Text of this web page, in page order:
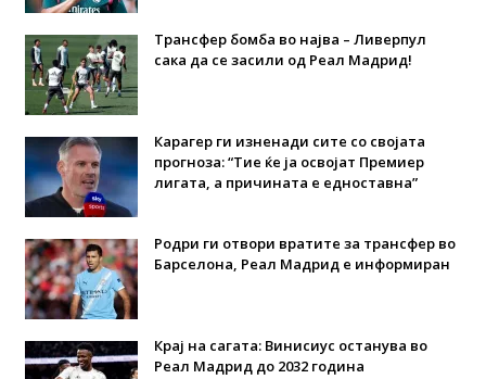
Трансфер бомба во најва – Ливерпул
сака да се засили од Реал Мадрид!
Карагер ги изненади сите со својата
прогноза: “Тие ќе ја освојат Премиер
лигата, а причината е едноставна”
Родри ги отвори вратите за трансфер во
Барселона, Реал Мадрид е информиран
Крај на сагата: Винисиус останува во
Реал Мадрид до 2032 година